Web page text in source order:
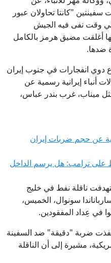
سفينتين "كانتا تحاولان عبور
وقت نفى فيه الجيش
أغلقت مضيق هرمز بالكامل
ضدها.
دوي انفجارات في جنوب إيران
أنباء إيرانية رسمية عن
ميناب، غرب بندر عباس،
عن حجم ضربات إيران
على ترامب: هل يرسم الداخل
ناقلة نفط في خليج
سونوال، الخميس،
في عِداد المفقودين.
نفذت ضربة "دقيقة" ضد السفينة
مشيرة إلى أن الناقلة